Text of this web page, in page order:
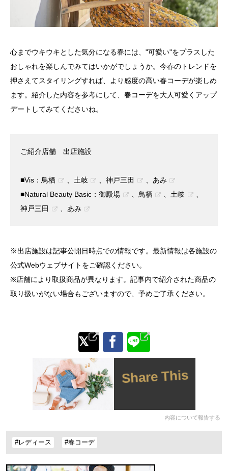
心までウキウキとした気分になる春には、"可愛い"をプラスした
おしゃれを楽しんでみてはいかがでしょうか。今春のトレンドを
押さえてスタイリングすれば、より感度の高い春コーデが楽しめ
ます。紹介した内容を参考にして、春コーデを大人可愛くアップ
デートしてみてくださいね。
ご紹介店舗 出店施設
■Vis： 鳥栖 、 土岐 、神戸三田 、 あみ
■Natural Beauty Basic： 御殿場 、 鳥栖 、土岐
、
神戸三田
、 あみ
※出店施設は記事公開日時点での情報です。最新情報は各施設の
公式Webウェブサイトをご確認ください。
※店舗により取扱商品が異なります。記事内で紹介された商品の
取り扱いがない場合もございますので、予めご了承ください。
Share This
内容について報告する
#レディース #春コーデ